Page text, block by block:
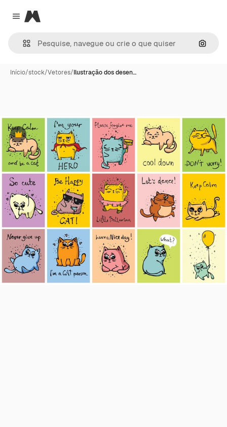
Close menu
Magnific
Início/stock/Vetores/Ilustração dos desen…
Premium